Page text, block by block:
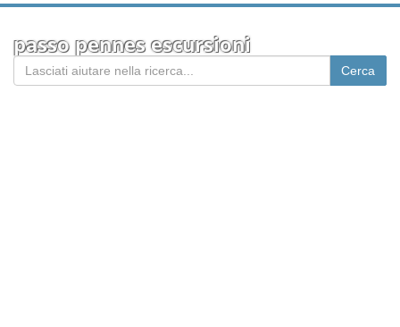
passo pennes escursioni